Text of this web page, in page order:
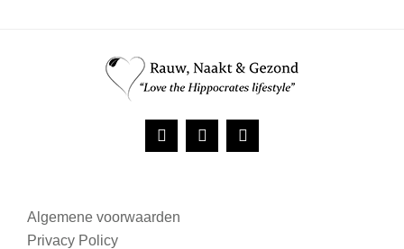
Algemene voorwaarden
Privacy Policy